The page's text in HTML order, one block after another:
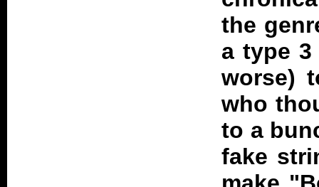
the
a type
worse)
who
to a
fake